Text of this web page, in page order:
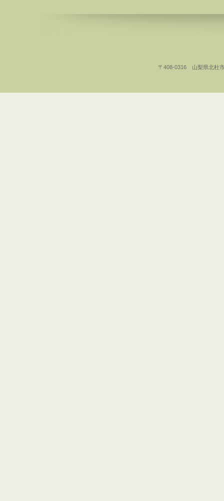
〒408-0316 山梨県北杜